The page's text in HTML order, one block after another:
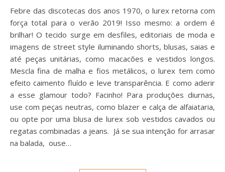
Febre das discotecas dos anos 1970, o lurex retorna com
força total para o verão 2019! Isso mesmo: a ordem é
brilhar! O tecido surge em desfiles, editoriais de moda e
imagens de street style iluminando shorts, blusas, saias e
até peças unitárias, como macacões e vestidos longos.
Mescla fina de malha e fios metálicos, o lurex tem como
efeito caimento fluído e leve transparência. E como aderir
a esse glamour todo? Facinho! Para produções diurnas,
use com peças neutras, como blazer e calça de alfaiataria,
ou opte por uma blusa de lurex sob vestidos cavados ou
regatas combinadas a jeans. Já se sua intenção for arrasar
na balada, ouse…